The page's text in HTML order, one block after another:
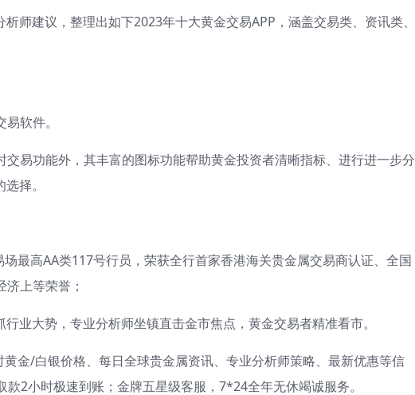
师建议，整理出如下2023年十大黄金交易APP，涵盖交易类、资讯类、
软件。
易功能外，其丰富的图标功能帮助黄金投资者清晰指标、进行进一步分
择。
最高AA类117号行员，荣获全行首家香港海关贵金属交易商认证、全国
上等荣誉；
业大势，专业分析师坐镇直击金市焦点，黄金交易者精准看市。
金/白银价格、每日全球贵金属资讯、专业分析师策略、最新优惠等信
2小时极速到账；金牌五星级客服，7*24全年无休竭诚服务。